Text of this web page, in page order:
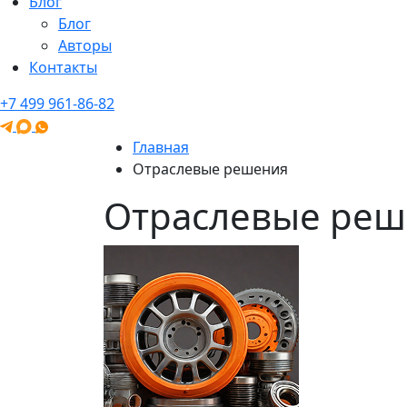
Блог
Авторы
Контакты
+7 499 961-86-82
Главная
Отраслевые решения
Отраслевые